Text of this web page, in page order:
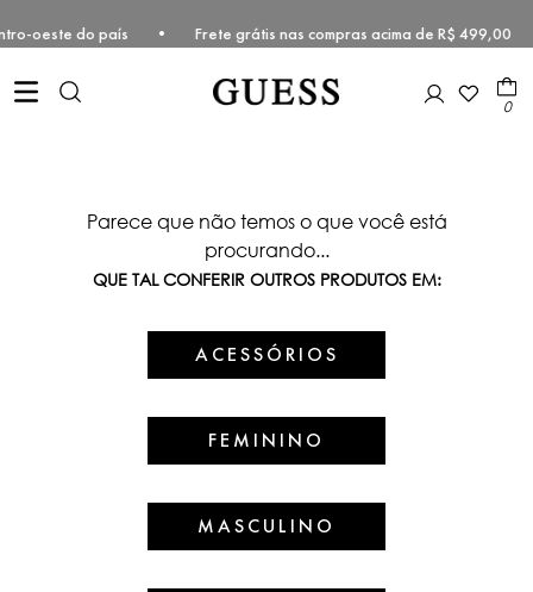
Centro-oeste do país • Frete grátis nas compras acima de R$
0
Parece que não temos o que você está
procurando...
QUE TAL CONFERIR OUTROS PRODUTOS EM:
ACESSÓRIOS
FEMININO
MASCULINO